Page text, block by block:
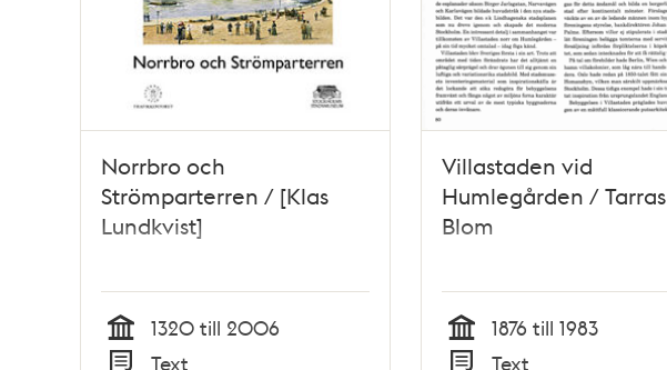
Norrbro och
Strömparterren / [Klas
Lundkvist]
Tid
1320 till 2006
Text
Villastaden vid
Humlegården / Tarras
Blom
Tid
1876 till 1983
Text